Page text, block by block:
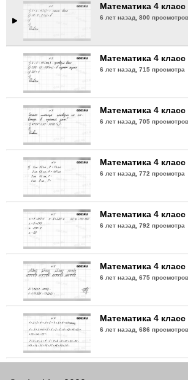
Математика 4
6 лет назад,800 просмотров
Математика 4
6 лет назад,715 просмотра
Математика 4
6 лет назад,705 просмотров
Математика 4
6 лет назад,772 просмотра
Математика 4
6 лет назад,792 просмотра
Математика 4
6 лет назад,675 просмотров
Математика 4
6 лет назад,686 просмотров